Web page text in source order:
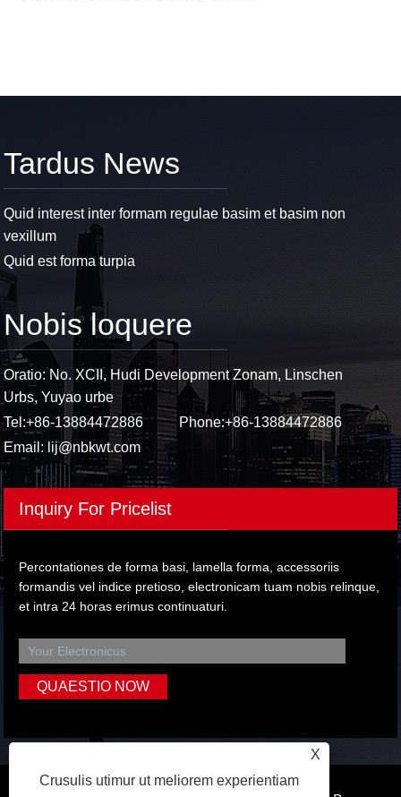
Tardus News
Quid interest inter formam regulae basim et basim non
vexillum
Quid est forma turpia
Nobis loquere
Oratio: No. XCII, Hudi Development Zonam, Linschen
Urbs, Yuyao urbe
Tel:+86-13884472886 Phone:+86-13884472886
Email: lij@nbkwt.com
Inquiry For Pricelist
Percontationes de forma basi, lamella forma, accessoriis
formandis vel indice pretioso, electronicam tuam nobis relinque,
et intra 24 horas erimus continuaturi.
X
Crusulis utimur ut meliorem experientiam